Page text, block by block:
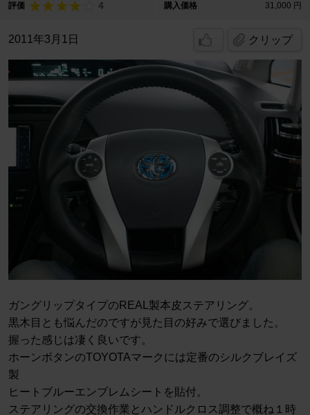
評価 4 購入価格 31,000 円
2011年3月1日 クリップ
ガングリップタイプのREAL製本皮ステアリング。
黒木目とも悩んだのですが見た目の好みで選びました。
握った感じは凄く良いです。
ホーンボタンのTOYOTAマークには定番のシルクブレイズ
製
ヒートブルーエンブレムシートを貼付。
ステアリングの交換作業とハンドルクロス調整で概ね１時